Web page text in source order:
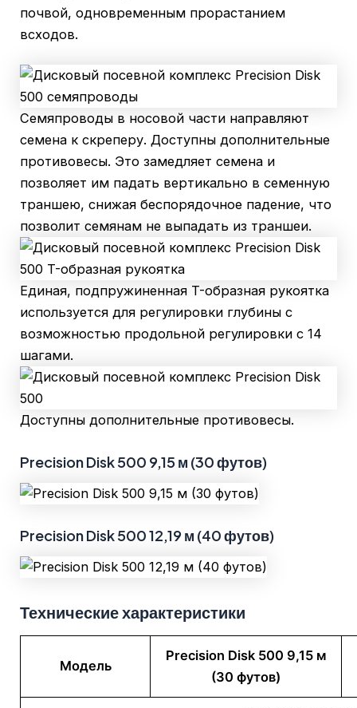
почвой, одновременным прорастанием
всходов.
Семяпроводы в носовой части направляют
семена к скреперу. Доступны дополнительные
противовесы. Это замедляет семена и
позволяет им падать вертикально в семенную
траншею, снижая беспорядочное падение, что
позволит семянам не выпадать из траншеи.
Единая, подпружиненная T-образная рукоятка
используется для регулировки глубины с
возможностью продольной регулировки с 14
шагами.
Доступны дополнительные противовесы.
Precision Disk 500 9,15 м (30 футов)
Precision Disk 500 12,19 м (40 футов)
Технические характеристики
Модель
Precision Disk 500 9,15 м
(30 футов)